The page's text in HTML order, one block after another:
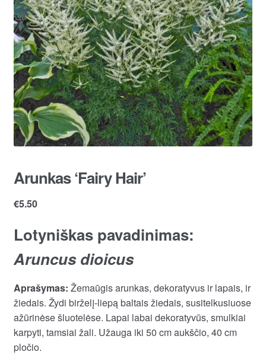
Arunkas ‘Fairy Hair’
€5.50
Lotyniškas pavadinimas:
Aruncus dioicus
Aprašymas: Žemaūgis arunkas, dekoratyvus ir lapais, ir
žiedais. Žydi birželį-liepą baltais žiedais, susitelkusiuose
ažūrinėse šluotelėse. Lapai labai dekoratyvūs, smulkiai
karpyti, tamsiai žali. Užauga iki 50 cm aukščio, 40 cm
pločio.